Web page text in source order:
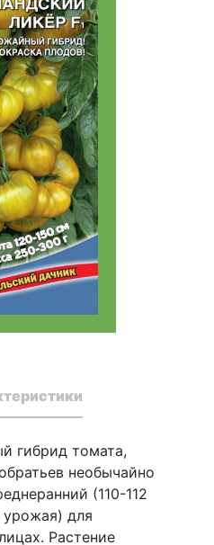
гибрид томата,
необычайно
(110-112
для
Растение